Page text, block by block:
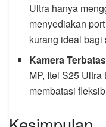
Ultra hanya
menyediakan
kurang ideal
Kamera Terbatas
MP, Itel S25
membatasi